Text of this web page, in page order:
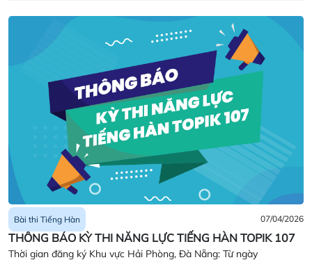
nhau. Thí sinh vui lòng tham khảo quy định và hướng dẫn cụ thể
theo các trường hợp dưới đây
Bài thi Tiếng Hàn 07/04/2026
THÔNG BÁO KỲ THI NĂNG LỰC TIẾNG HÀN TOPIK 107
Thời gian đăng ký Khu vực Hải Phòng, Đà Nẵng: Từ ngày